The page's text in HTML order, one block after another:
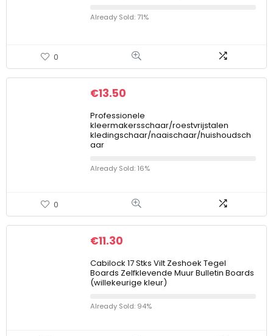
Already Sold: 71%
0
€13.50
Professionele
kleermakersschaar/roestvrijstalen
kledingschaar/naaischaar/huishoudsch
aar
Already Sold: 16%
0
€11.30
Cabilock 17 Stks Vilt Zeshoek Tegel
Boards Zelfklevende Muur Bulletin Boards
(willekeurige kleur)
Already Sold: 94%